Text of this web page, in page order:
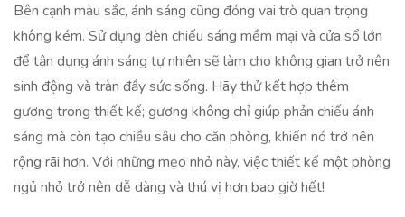
Bên cạnh màu sắc, ánh sáng cũng đóng vai trò quan trọng
không kém. Sử dụng đèn chiếu sáng mềm mại và cửa sổ lớn
để tận dụng ánh sáng tự nhiên sẽ làm cho không gian trở nên
sinh động và tràn đầy sức sống. Hãy thử kết hợp thêm
gương trong thiết kế; gương không chỉ giúp phản chiếu ánh
sáng mà còn tạo chiều sâu cho căn phòng, khiến nó trở nên
rộng rãi hơn. Với những mẹo nhỏ này, việc thiết kế một phòng
ngủ nhỏ trở nên dễ dàng và thú vị hơn bao giờ hết!